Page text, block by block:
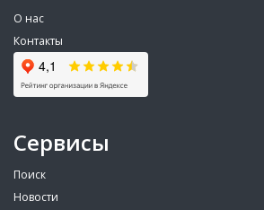
О нас
Контакты
Сервисы
Поиск
Новости